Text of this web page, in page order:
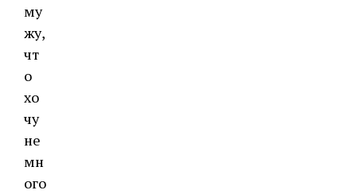
му
жу,
чт
о
хо
чу
не
мн
ого